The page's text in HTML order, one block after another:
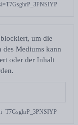
um die
des Mediums kann
oder der Inhalt